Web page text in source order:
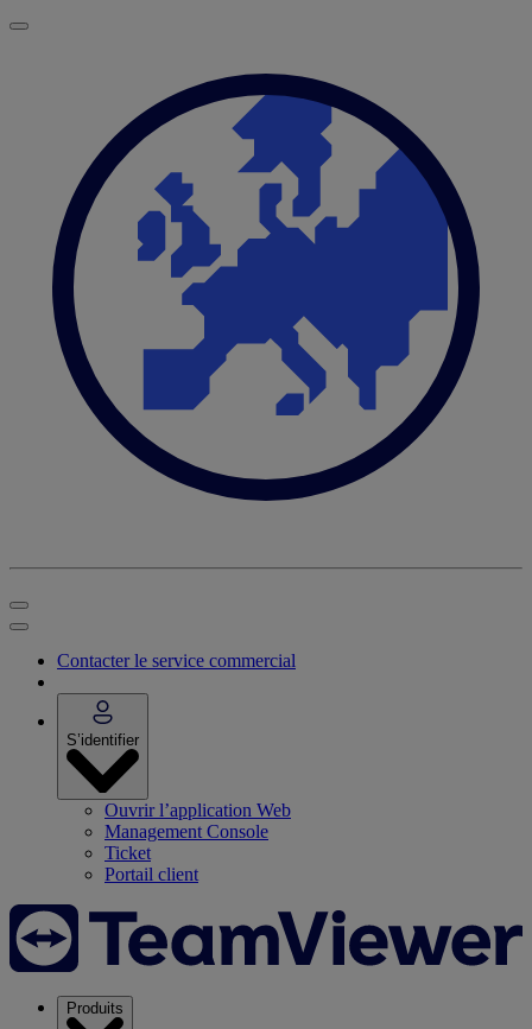
Contacter le service commercial
S’identifier
Ouvrir l’application Web
Management Console
Ticket
Portail client
Produits